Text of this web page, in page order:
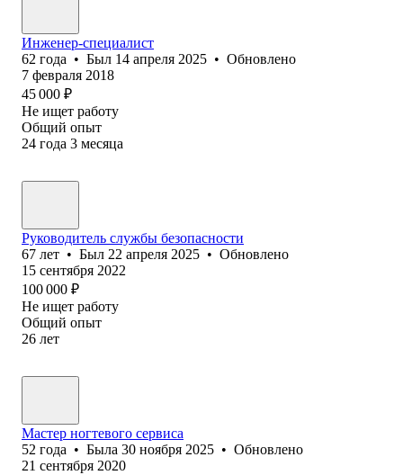
Инженер-специалист
62 года • Был 14 апреля 2025 • Обновлено
7 февраля 2018
45 000 ₽
Не ищет работу
Общий опыт
24 года 3 месяца
Руководитель службы безопасности
67 лет • Был 22 апреля 2025 • Обновлено
15 сентября 2022
100 000 ₽
Не ищет работу
Общий опыт
26 лет
Мастер ногтевого сервиса
52 года • Была 30 ноября 2025 • Обновлено
21 сентября 2020